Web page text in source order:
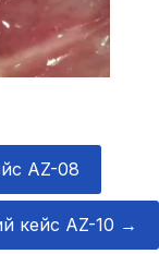
AZ-08
кейс AZ-10 →